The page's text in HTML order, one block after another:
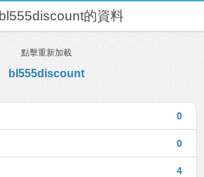
bl555discount的資料
點擊重新加載
bl555discount
0
0
4